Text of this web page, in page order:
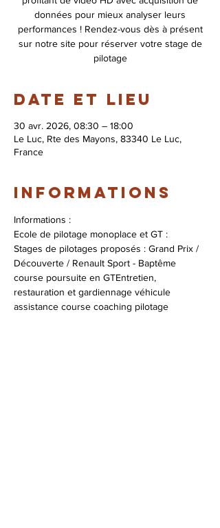
données pour mieux analyser leurs
performances ! Rendez-vous dès à présent
sur notre site pour réserver votre stage de
pilotage
Date et lieu
30 avr. 2026, 08:30 – 18:00
Le Luc, Rte des Mayons, 83340 Le Luc,
France
Informations
Informations :
Ecole de pilotage monoplace et GT :
Stages de pilotages proposés : Grand Prix /
Découverte / Renault Sport - Baptême
course poursuite en GTEntretien,
restauration et gardiennage véhicule
assistance course coaching pilotage